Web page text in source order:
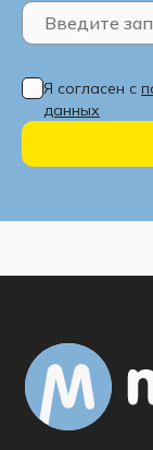
Я согласен с
данных